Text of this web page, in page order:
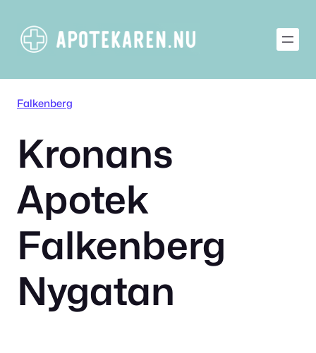
innehåll
Falkenberg
Kronans
Apotek
Falkenberg
Nygatan